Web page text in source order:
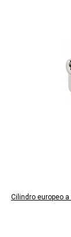
Cilindro europeo